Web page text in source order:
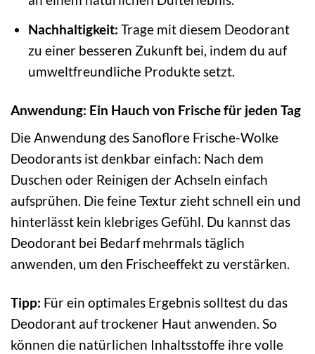
Nachhaltigkeit: Trage mit diesem Deodorant
zu einer besseren Zukunft bei, indem du auf
umweltfreundliche Produkte setzt.
Anwendung: Ein Hauch von Frische für jeden Tag
Die Anwendung des Sanoflore Frische-Wolke
Deodorants ist denkbar einfach: Nach dem
Duschen oder Reinigen der Achseln einfach
aufsprühen. Die feine Textur zieht schnell ein und
hinterlässt kein klebriges Gefühl. Du kannst das
Deodorant bei Bedarf mehrmals täglich
anwenden, um den Frischeeffekt zu verstärken.
Tipp: Für ein optimales Ergebnis solltest du das
Deodorant auf trockener Haut anwenden. So
können die natürlichen Inhaltsstoffe ihre volle